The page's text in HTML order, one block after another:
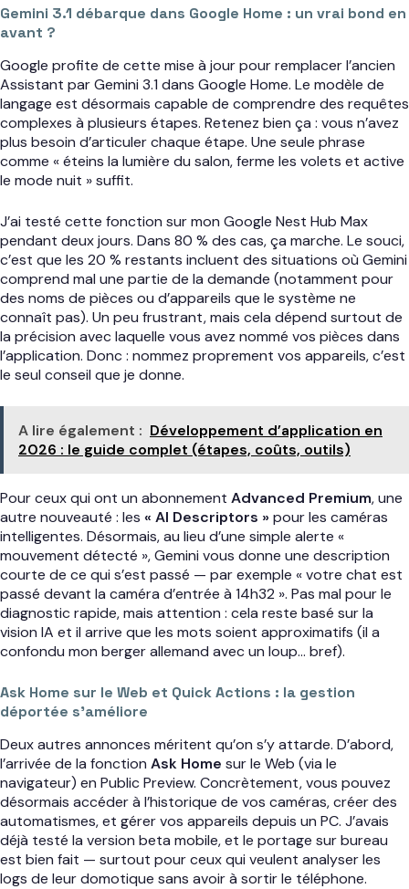
Gemini 3.1 débarque dans Google Home : un vrai bond en
avant ?
Google profite de cette mise à jour pour remplacer l’ancien
Assistant par Gemini 3.1 dans Google Home. Le modèle de
langage est désormais capable de comprendre des requêtes
complexes à plusieurs étapes. Retenez bien ça : vous n’avez
plus besoin d’articuler chaque étape. Une seule phrase
comme « éteins la lumière du salon, ferme les volets et active
le mode nuit » suffit.
J’ai testé cette fonction sur mon Google Nest Hub Max
pendant deux jours. Dans 80 % des cas, ça marche. Le souci,
c’est que les 20 % restants incluent des situations où Gemini
comprend mal une partie de la demande (notamment pour
des noms de pièces ou d’appareils que le système ne
connaît pas). Un peu frustrant, mais cela dépend surtout de
la précision avec laquelle vous avez nommé vos pièces dans
l’application. Donc : nommez proprement vos appareils, c’est
le seul conseil que je donne.
A lire également : Développement d’application en
2026 : le guide complet (étapes, coûts, outils)
Pour ceux qui ont un abonnement Advanced Premium, une
autre nouveauté : les « AI Descriptors »pour les caméras
intelligentes. Désormais, au lieu d’une simple alerte «
mouvement détecté », Gemini vous donne une description
courte de ce qui s’est passé — par exemple « votre chat est
passé devant la caméra d’entrée à 14h32 ». Pas mal pour le
diagnostic rapide, mais attention : cela reste basé sur la
vision IA et il arrive que les mots soient approximatifs (il a
confondu mon berger allemand avec un loup… bref).
Ask Home sur le Web et Quick Actions : la gestion
déportée s’améliore
Deux autres annonces méritent qu’on s’y attarde. D’abord,
l’arrivée de la fonction Ask Home sur le Web (via le
navigateur) en Public Preview. Concrètement, vous pouvez
désormais accéder à l’historique de vos caméras, créer des
automatismes, et gérer vos appareils depuis un PC. J’avais
déjà testé la version beta mobile, et le portage sur bureau
est bien fait — surtout pour ceux qui veulent analyser les
logs de leur domotique sans avoir à sortir le téléphone.